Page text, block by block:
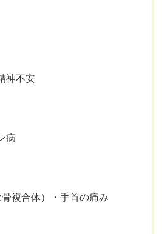
神不安
病
複合体）・手首の痛み